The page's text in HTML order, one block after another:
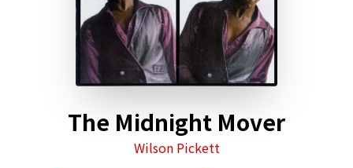
The Midnight Mover
Wilson Pickett